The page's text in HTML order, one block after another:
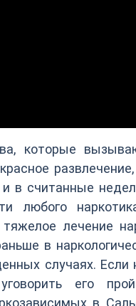
которые
в считанные
любого
лечение
в
случаях. Если
его
в